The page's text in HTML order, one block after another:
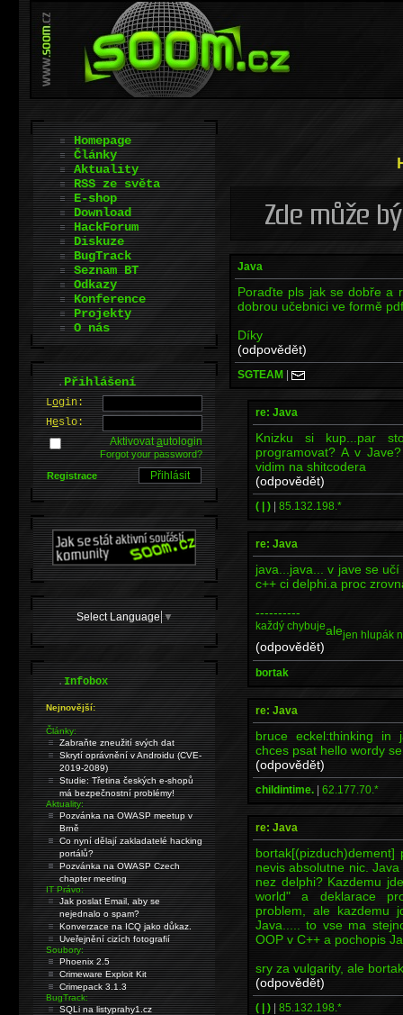
Java
Poraďte pls jak se dobře a
dobrou učebnici ve formě
Díky
(odpovědět)
SGTEAM |
re: Java
Knizku si kup...par
programovat? A v
vidim na shitcodera
(odpovědět)
( | ) | 85.132.198.*
re: Java
java...java... v jave se
c++ ci delphi.a proc
----------
každý chybujealejen hlupák
(odpovědět)
bortak
re: Java
bruce eckel:thinking in
chces psat hello wordy
(odpovědět)
childintime. | 62.177.70.*
re: Java
nevis absolutne nic.
nez delphi? Kazdemu
world" a deklarace
problem, ale kazdemu
Java..... to vse ma
OOP v C++ a pochopis
sry za vulgarity, ale
(odpovědět)
( | ) | 85.132.198.*
Homepage
Články
Aktuality
RSS ze světa
E-shop
Download
HackForum
Diskuze
BugTrack
Seznam BT
Odkazy
Konference
Projekty
O nás
.Přihlášení
Login:
Heslo:
Aktivovatautologin
Forgot your password?
Registrace
Select Language ▼
.Infobox
Nejnovější:
Články:
Zabraňte zneužití svých dat
Skrytí oprávnění v Androidu (CVE-
2019-2089)
Studie: Třetina českých e-shopů
má bezpečnostní problémy!
Aktuality:
Pozvánka na OWASP meetup v
Brně
Co nyní dělají zakladatelé hacking
portálů?
Pozvánka na OWASP Czech
chapter meeting
IT Právo:
Jak poslat Email, aby se
nejednalo o spam?
Konverzace na ICQ jako důkaz.
Uveřejnění cizích fotografií
Soubory:
Phoenix 2.5
Crimeware Exploit Kit
Crimepack 3.1.3
BugTrack:
SQLi na listyprahy1.cz